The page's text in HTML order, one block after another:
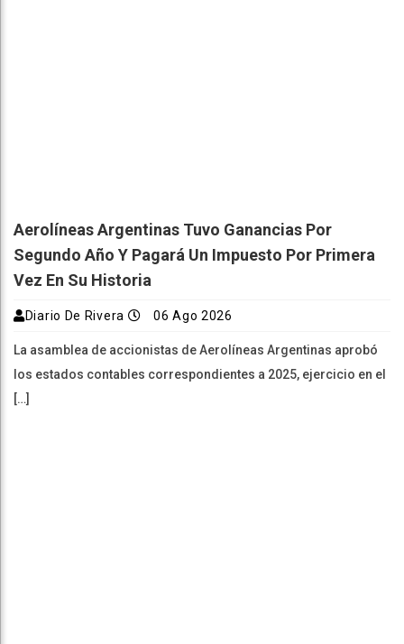
Aerolíneas Argentinas Tuvo Ganancias Por
Segundo Año Y Pagará Un Impuesto Por Primera
Vez En Su Historia
Diario De Rivera 06 Ago 2026
La asamblea de accionistas de Aerolíneas Argentinas aprobó
los estados contables correspondientes a 2025, ejercicio en el
[…]